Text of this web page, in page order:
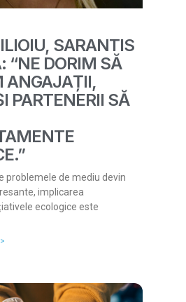
SARANTIS
“NE DORIM SĂ
ANGAJAȚII,
PARTENERII SĂ
problemele de mediu devin
implicarea
ecologice este